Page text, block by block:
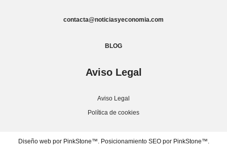
contacta@noticiasyeconomia.com
BLOG
Aviso Legal
Aviso Legal
Política de cookies
Diseño web por PinkStone™. Posicionamiento SEO por PinkStone™.